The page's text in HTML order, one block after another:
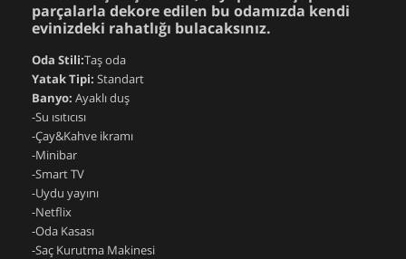
parçalarla dekore edilen bu odamızda kendi
evinizdeki rahatlığı bulacaksınız.
Oda Stili:Taş oda
Yatak Tipi: Standart
Banyo: Ayaklı duş
-Su ısıtıcısı
-Çay&Kahve ikramı
-Minibar
-Smart TV
-Uydu yayını
-Netflix
-Oda Kasası
-Saç Kurutma Makinesi